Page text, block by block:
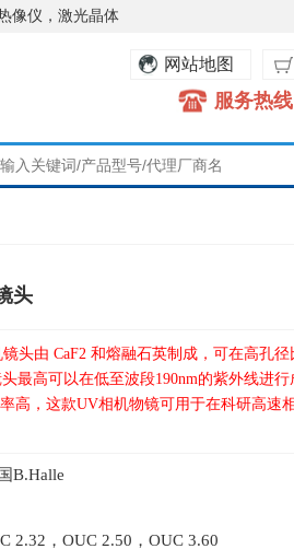
像仪，激光晶体
网站地图
服务热
头
头由 CaF2 和熔融石英制成，可在高孔
最高可以在低至波段190nm的紫外线进
高，这款UV相机物镜可用于在科研高速
B.Halle
2.32，OUC 2.50，OUC 3.60